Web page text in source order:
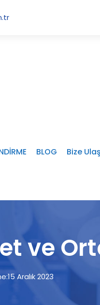
BLOG Bize
ve
15 Aralık 2023